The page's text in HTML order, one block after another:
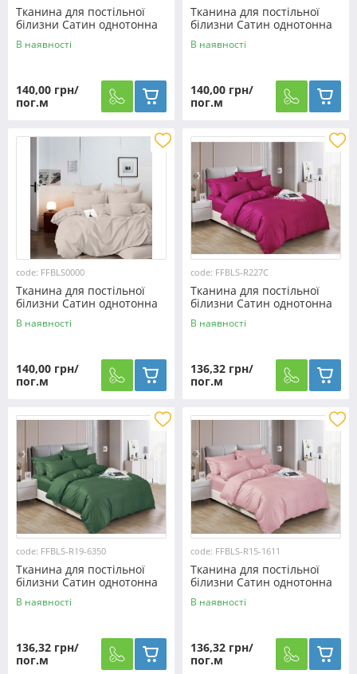
Тканина для постільної
білизни Сатин однотонна
S1318 (60м)
В наявності
140,00 грн/
пог.м
Тканина для постільної
білизни Сатин однотонна
S0507 (60м)
В наявності
140,00 грн/
пог.м
code: FFBLS0000
Тканина для постільної
білизни Сатин однотонна
S0000 (60м)
В наявності
140,00 грн/
пог.м
code: FFBLS-R227C
Тканина для постільної
білизни Сатин однотонна
S-R227C (50м)
В наявності
136,32 грн/
пог.м
code: FFBLS-R19-6350
Тканина для постільної
білизни Сатин однотонна
S-R19-6350 (50м)
В наявності
136,32 грн/
пог.м
code: FFBLS-R15-1611
Тканина для постільної
білизни Сатин однотонна
S-R15-1611 (50м)
В наявності
136,32 грн/
пог.м